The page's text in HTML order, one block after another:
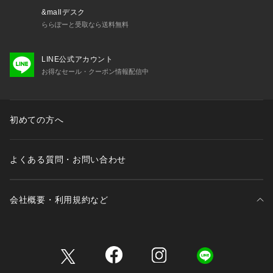
&mallデスク
ららぽーと受取なら送料無料
LINE公式アカウント
お得なセール・クーポン情報配信中
初めての方へ
よくある質問・お問い合わせ
会社概要・利用規約など